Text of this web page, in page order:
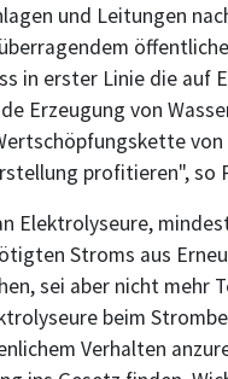
und Leitungen
in erster Linie die auf
Erzeugung von
von
profitieren", so
Elektrolyseure,
Stroms aus
sei aber nicht mehr
beim
Verhalten